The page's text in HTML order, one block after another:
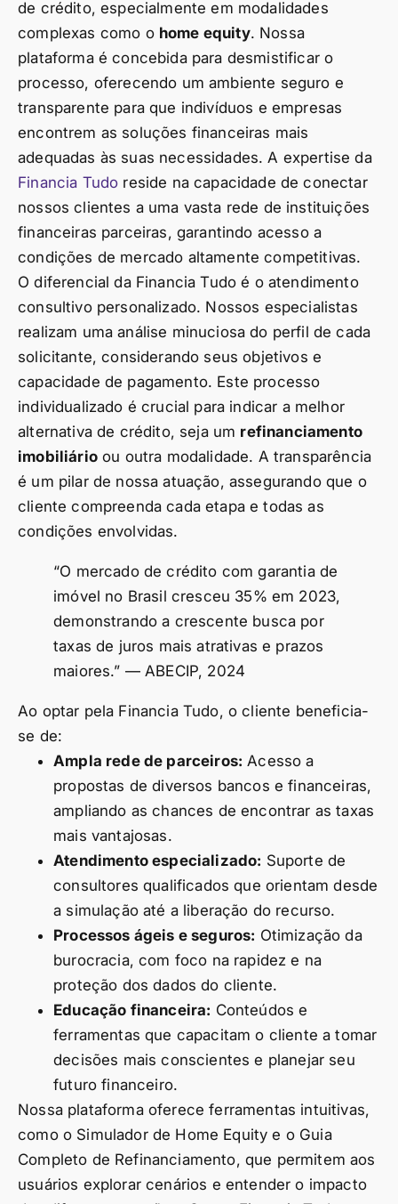
de crédito, especialmente em modalidades
complexas como o home equity. Nossa
plataforma é concebida para desmistificar o
processo, oferecendo um ambiente seguro e
transparente para que indivíduos e empresas
encontrem as soluções financeiras mais
adequadas às suas necessidades. A expertise da
Financia Tudo reside na capacidade de conectar
nossos clientes a uma vasta rede de instituições
financeiras parceiras, garantindo acesso a
condições de mercado altamente competitivas.
O diferencial da Financia Tudo é o atendimento
consultivo personalizado. Nossos especialistas
realizam uma análise minuciosa do perfil de cada
solicitante, considerando seus objetivos e
capacidade de pagamento. Este processo
individualizado é crucial para indicar a melhor
alternativa de crédito, seja um refinanciamento
imobiliárioou outra modalidade. A transparência
é um pilar de nossa atuação, assegurando que o
cliente compreenda cada etapa e todas as
condições envolvidas.
“O mercado de crédito com garantia de
imóvel no Brasil cresceu 35% em 2023,
demonstrando a crescente busca por
taxas de juros mais atrativas e prazos
maiores.” — ABECIP, 2024
Ao optar pela Financia Tudo, o cliente beneficia-
se de:
Ampla rede de parceiros: Acesso a
propostas de diversos bancos e financeiras,
ampliando as chances de encontrar as taxas
mais vantajosas.
Atendimento especializado: Suporte de
consultores qualificados que orientam desde
a simulação até a liberação do recurso.
Processos ágeis e seguros: Otimização da
burocracia, com foco na rapidez e na
proteção dos dados do cliente.
Educação financeira: Conteúdos e
ferramentas que capacitam o cliente a tomar
decisões mais conscientes e planejar seu
futuro financeiro.
Nossa plataforma oferece ferramentas intuitivas,
como o Simulador de Home Equity e o Guia
Completo de Refinanciamento, que permitem aos
usuários explorar cenários e entender o impacto